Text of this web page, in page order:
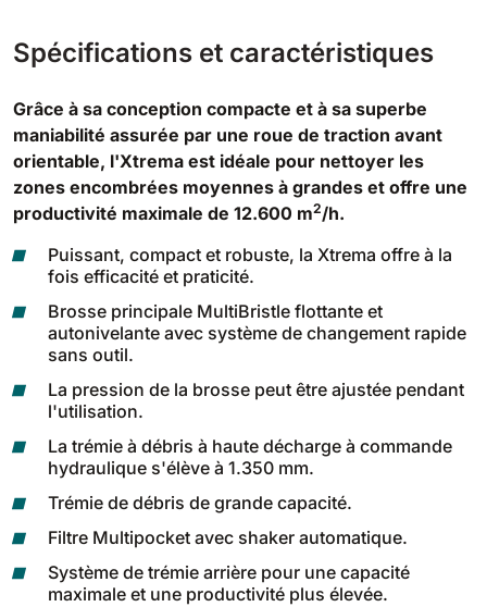
E75
760 mm 4560 m²/h
E83
E85
E100
1000 mm 7500 m²/h
E110-D
1100 mm
Spécifications et caractéristiques
Grâce à sa conception compacte et à sa superbe
maniabilité assurée par une roue de traction avant
orientable, l'Xtrema est idéale pour nettoyer les
zones encombrées moyennes à grandes et offre une
productivité maximale de 12.600 m2/h.
Puissant, compact et robuste, la Xtrema offre à la
fois efficacité et praticité.
Brosse principale MultiBristle flottante et
autonivelante avec système de changement rapide
sans outil.
La pression de la brosse peut être ajustée pendant
l'utilisation.
La trémie à débris à haute décharge à commande
hydraulique s'élève à 1.350 mm.
Trémie de débris de grande capacité.
Filtre Multipocket avec shaker automatique.
Système de trémie arrière pour une capacité
maximale et une productivité plus élevée.